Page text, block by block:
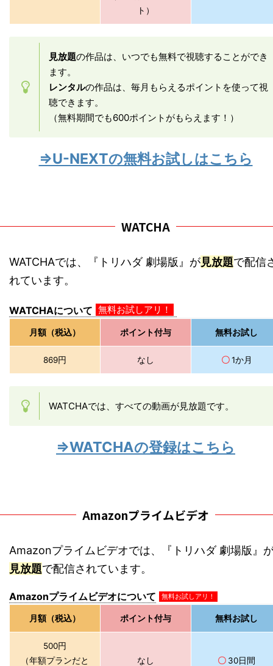
ト）
見放題の作品は、いつでも無料で視聴することができ
ます。
レンタルの作品は、毎月もらえるポイントを使って視
聴できます。
（無料期間でも600ポイントがもらえます！）
⇒U-NEXTの無料お試しはこちら
WATCHA
WATCHAでは、『トリハダ 劇場版』が見放題で配信
れています。
WATCHAについて 無料お試しアリ！
月額（税込） ポイント付与 無料お試し
869円 なし 〇1か月
WATCHAでは、すべての動画が見放題です。
⇒WATCHAの登録はこちら
Amazonプライムビデオ
Amazonプライムビデオでは、『トリハダ 劇場版』
見放題で配信されています。
Amazonプライムビデオについて 無料お試しアリ！
月額（税込） ポイント付与 無料お試し
500円
（年額プランだと
なし 〇 30日間